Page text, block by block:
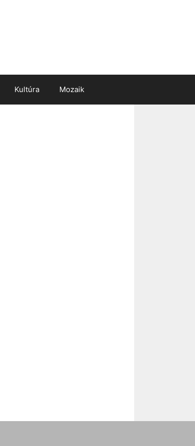
Kultúra Mozaik